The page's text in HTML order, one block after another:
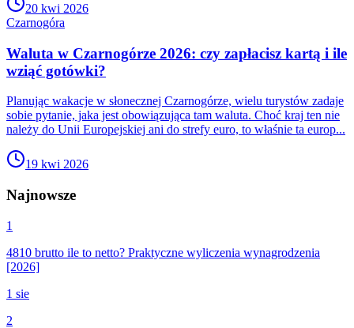
20 kwi 2026
Czarnogóra
Waluta w Czarnogórze 2026: czy zapłacisz kartą i ile
wziąć gotówki?
Planując wakacje w słonecznej Czarnogórze, wielu turystów zadaje
sobie pytanie, jaka jest obowiązująca tam waluta. Choć kraj ten nie
należy do Unii Europejskiej ani do strefy euro, to właśnie ta europ...
19 kwi 2026
Najnowsze
1
4810 brutto ile to netto? Praktyczne wyliczenia wynagrodzenia
[2026]
1 sie
2